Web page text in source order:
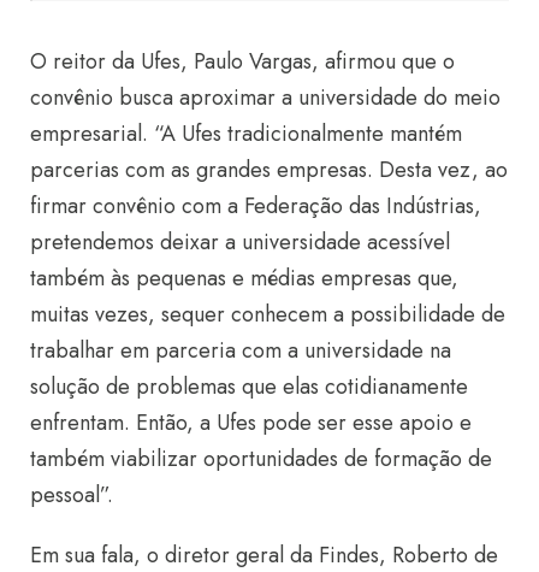
O reitor da Ufes, Paulo Vargas, afirmou que o
convênio busca aproximar a universidade do meio
empresarial. “A Ufes tradicionalmente mantém
parcerias com as grandes empresas. Desta vez, ao
firmar convênio com a Federação das Indústrias,
pretendemos deixar a universidade acessível
também às pequenas e médias empresas que,
muitas vezes, sequer conhecem a possibilidade de
trabalhar em parceria com a universidade na
solução de problemas que elas cotidianamente
enfrentam. Então, a Ufes pode ser esse apoio e
também viabilizar oportunidades de formação de
pessoal”.
Em sua fala, o diretor geral da Findes, Roberto de